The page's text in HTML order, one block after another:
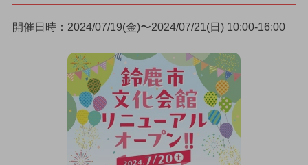
開催日時：2024/07/19(金)〜2024/07/21(日) 10:00-16:00